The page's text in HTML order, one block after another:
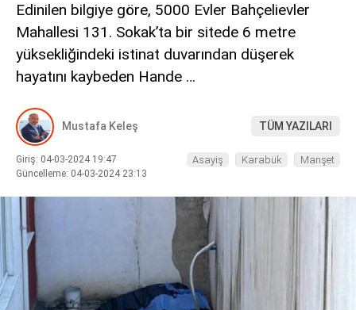
WhatsApp İhbar Hattı
MAGAZIN
SAĞLIK
POLITIKA
ASAYIŞ
DIĞER
Edinilen bilgiye göre, 5000 Evler Bahçelievler
Mahallesi 131. Sokak’ta bir sitede 6 metre
yüksekliğindeki istinat duvarından düşerek
hayatını kaybeden Hande …
Mustafa Keleş TÜM YAZILARI
Giriş: 04-03-2024 19:47
Güncelleme: 04-03-2024 23:13
Asayiş Karabük Manşet